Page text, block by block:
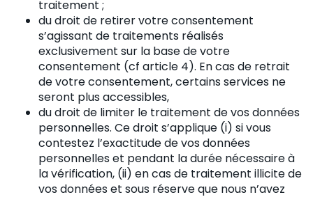
traitement ;
du droit de retirer votre consentement
s’agissant de traitements réalisés
exclusivement sur la base de votre
consentement (cf article 4). En cas de retrait
de votre consentement, certains services ne
seront plus accessibles,
du droit de limiter le traitement de vos données
personnelles. Ce droit s’applique (i) si vous
contestez l’exactitude de vos données
personnelles et pendant la durée nécessaire à
la vérification, (ii) en cas de traitement illicite de
vos données et sous réserve que nous n’avez